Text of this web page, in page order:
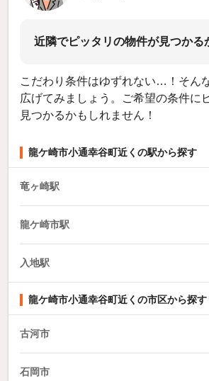
近隣でピッタリの物件が見つかる
こだわり条件はゆずれない…！そん
広げてみましょう。ご希望の条件に
見つかるかもしれません！
龍ケ崎市小通幸谷町近くの駅から探す
竜ヶ崎駅
龍ケ崎市駅
入地駅
龍ケ崎市小通幸谷町近くの市区から探す
古河市
石岡市